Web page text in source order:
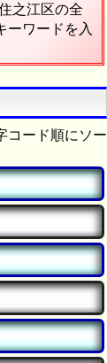
之江区の全
ーワードを入
コード順にソー